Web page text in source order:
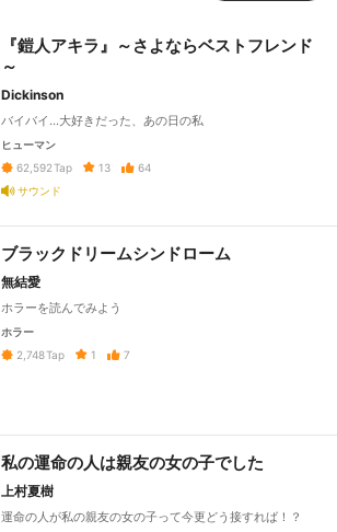
『鎧人アキラ』～さよならベストフレンド
～
Dickinson
バイバイ…大好きだった、あの日の私
ヒューマン
62,592 Tap 13
64
サウンド
ブラックドリームシンドローム
無結愛
ホラーを読んでみよう
ホラー
2,748Tap 1 7
私の運命の人は親友の女の子でした
上村夏樹
運命の人が私の親友の女の子って今更どう接すれば！？